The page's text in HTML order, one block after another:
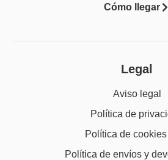
Cómo llegar
Legal
Aviso legal
Política de
Política de
Política de envíos y